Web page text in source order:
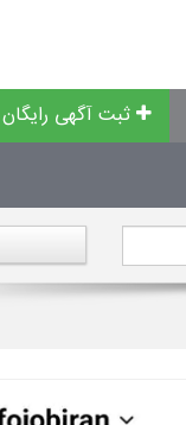
ثبت آگهی رایگان